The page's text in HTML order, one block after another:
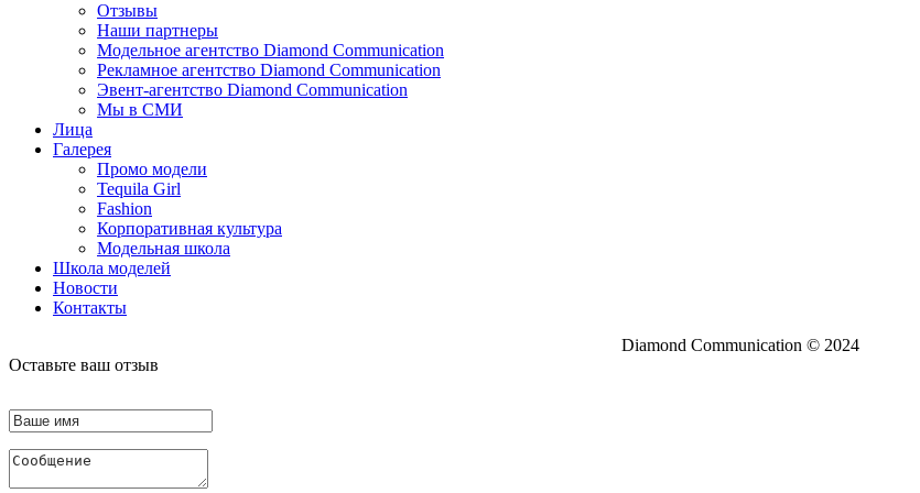
Отзывы
Наши партнеры
Модельное агентство Diamond Communication
Рекламное агентство Diamond Communication
Эвент-агентство Diamond Communication
Мы в СМИ
Лица
Галерея
Промо модели
Tequila Girl
Fashion
Корпоративная культура
Модельная школа
Школа моделей
Новости
Контакты
Diamond Communication © 2024
Оставьте ваш отзыв